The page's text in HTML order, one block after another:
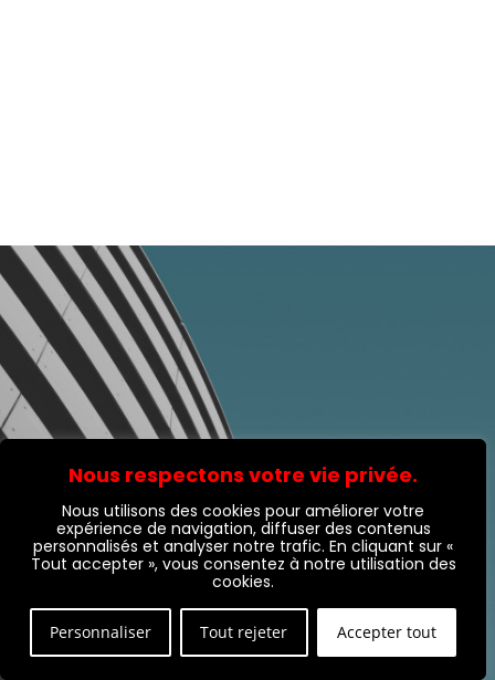
Nous respectons votre vie privée.
Nous utilisons des cookies pour améliorer votre
expérience de navigation, diffuser des contenus
personnalisés et analyser notre trafic. En cliquant sur «
Tout accepter », vous consentez à notre utilisation des
cookies.
Personnaliser Tout rejeter Accepter tout
UN BESOIN, UN PROJET ?
N'hésitez pas à nous contacter via le formulaire de